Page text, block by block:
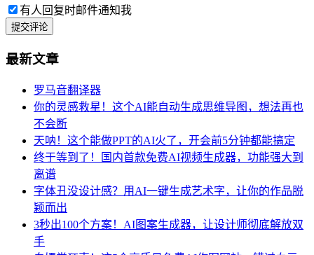
有人回复时邮件通知我
提交评论
最新文章
罗马音翻译器
你的灵感救星！这个AI能自动生成思维导图，想法再也
不会断
天呐！这个能做PPT的AI火了，开会前5分钟都能搞定
终于等到了！国内首款免费AI视频生成器，功能强大到
离谱
字体丑没设计感？用AI一键生成艺术字，让你的作品脱
颖而出
3秒出100个方案！AI图案生成器，让设计师彻底解放双
手